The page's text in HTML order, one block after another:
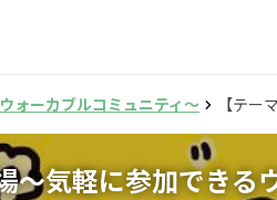
ォーカブルコミュニティ～ 【テー
～気軽に参加できる